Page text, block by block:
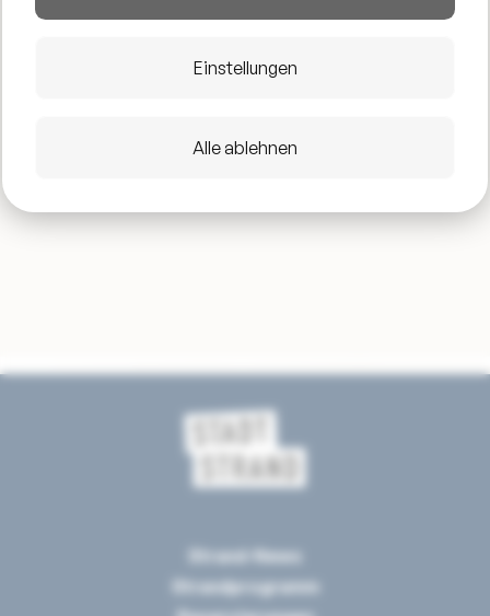
und immer noch in den Clubs dieser Welt zu hören.
ihm den Titel eines der gefühlvollsten und
Strand-News
Strandprogramm
Einstellungen
Alle ablehnen